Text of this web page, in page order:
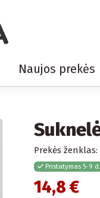
Naujos prekės
Prekės ženklas:
Pristatymas 5-9
14,8 €